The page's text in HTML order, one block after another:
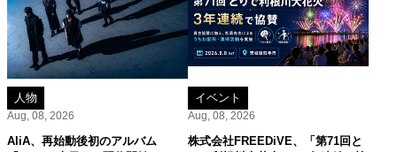
人物
Aug, 08, 2026
AliA、再始動後初のアルバム
イベント
Aug, 08, 2026
株式会社FREEDiVE、「第71回と